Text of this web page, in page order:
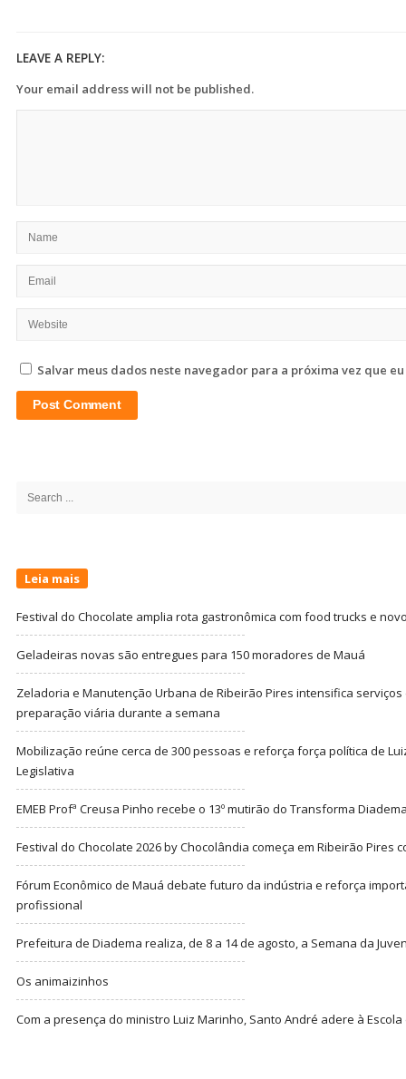
LEAVE A REPLY:
Your email address will not be published.
Salvar meus dados neste navegador para a próxima vez que
Search
Leia mais
Festival do Chocolate amplia rota gastronômica com food trucks e
Geladeiras novas são entregues para 150 moradores de Mauá
Zeladoria e Manutenção Urbana de Ribeirão Pires intensifica
preparação viária durante a semana
Mobilização reúne cerca de 300 pessoas e reforça força política de
Legislativa
EMEB Profª Creusa Pinho recebe o 13º mutirão do Transforma
Festival do Chocolate 2026 by Chocolândia começa em Ribeirão Pires
Fórum Econômico de Mauá debate futuro da indústria e reforça
profissional
Prefeitura de Diadema realiza, de 8 a 14 de agosto, a Semana da
Os animaizinhos
Com a presença do ministro Luiz Marinho, Santo André adere à